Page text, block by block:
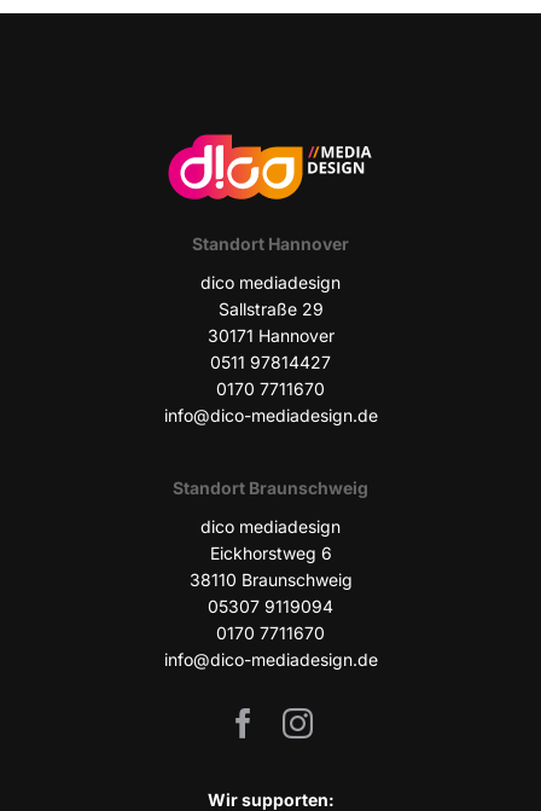
Stand­ort Hannover
dico media­de­sign
Sall­stra­ße 29
30171 Han­no­ver
0511 97814427
0170 7711670
info@dico-mediadesign.de
Stand­ort Braunschweig
dico media­de­sign
Eick­horst­weg 6
38110 Braun­schweig
05307 9119094
0170 7711670
info@dico-mediadesign.de
Wir sup­port­en: